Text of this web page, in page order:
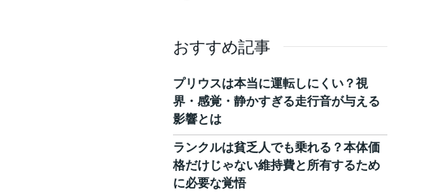
おすすめ記事
プリウスは本当に運転しにくい？視
界・感覚・静かすぎる走行音が与える
影響とは
ランクルは貧乏人でも乗れる？本体価
格だけじゃない維持費と所有するため
に必要な覚悟